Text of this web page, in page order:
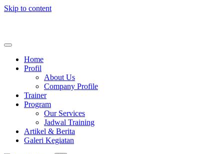
Skip to content
Home
Profil
About Us
Company Profile
Trainer
Program
Our Services
Jadwal Training
Artikel & Berita
Galeri Kegiatan